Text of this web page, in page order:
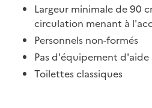
Largeur minimale de 90
circulation menant à
Personnels non-formés
Pas d'équipement
Toilettes classiques